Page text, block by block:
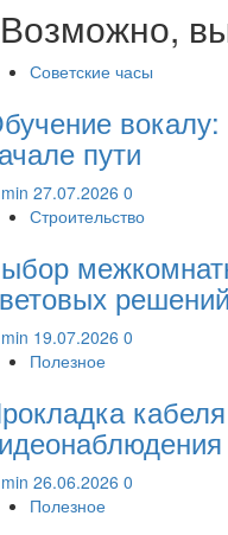
Возможно,
Советские часы
пути
27.07.2026 0
Строительство
решений
19.07.2026 0
Полезное
26.06.2026 0
Полезное